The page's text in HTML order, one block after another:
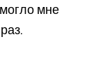
мне